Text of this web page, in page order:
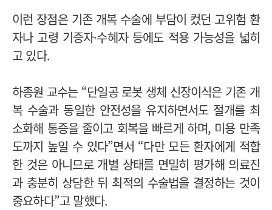
이런 장점은 기존 개복 수술에 부담이 컸던 고위험 환
자나 고령 기증자·수혜자 등에도 적용 가능성을 넓히
고 있다.
하종원 교수는 “단일공 로봇 생체 신장이식은 기존 개
복 수술과 동일한 안전성을 유지하면서도 절개를 최
소화해 통증을 줄이고 회복을 빠르게 하며, 미용 만족
도까지 높일 수 있다”면서 “다만 모든 환자에게 적합
한 것은 아니므로 개별 상태를 면밀히 평가해 의료진
과 충분히 상담한 뒤 최적의 수술법을 결정하는 것이
중요하다”고 말했다.